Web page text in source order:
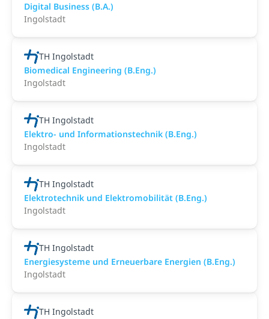
Digital Business (B.A.)
Ingolstadt
TH Ingolstadt
Biomedical Engineering (B.Eng.)
Ingolstadt
TH Ingolstadt
Elektro- und Informationstechnik (B.Eng.)
Ingolstadt
TH Ingolstadt
Elektrotechnik und Elektromobilität (B.Eng.)
Ingolstadt
TH Ingolstadt
Energiesysteme und Erneuerbare Energien (B.Eng.)
Ingolstadt
TH Ingolstadt